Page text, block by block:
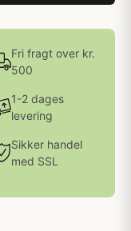
Fri fragt over kr.
500
1-2 dages
levering
Sikker handel
med SSL